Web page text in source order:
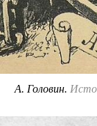
А. Головин.